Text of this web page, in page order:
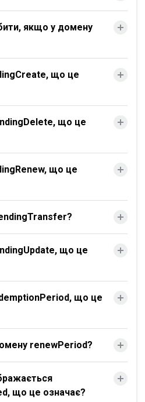
якщо у домену
що це
що це
що це
що це
що це
renewPeriod?
що це означає?